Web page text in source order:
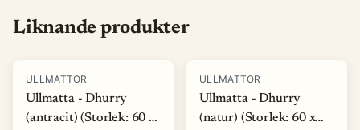
Liknande produkter
ULLMATTOR
Ullmatta - Dhurry
(antracit) (Storlek: 60 x
ULLMATTOR
Ullmatta - Dhurry
(natur) (Storlek: 60 x